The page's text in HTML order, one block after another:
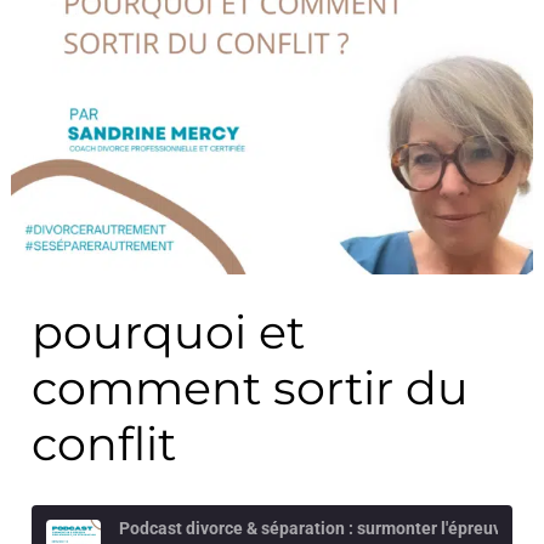
pourquoi et
comment sortir du
conflit
Podcast divorce & séparation : surmonter l'épreuve